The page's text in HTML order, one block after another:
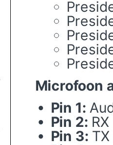
Microfoon
Pin 1:
Pin 2: RX
Pin 3: